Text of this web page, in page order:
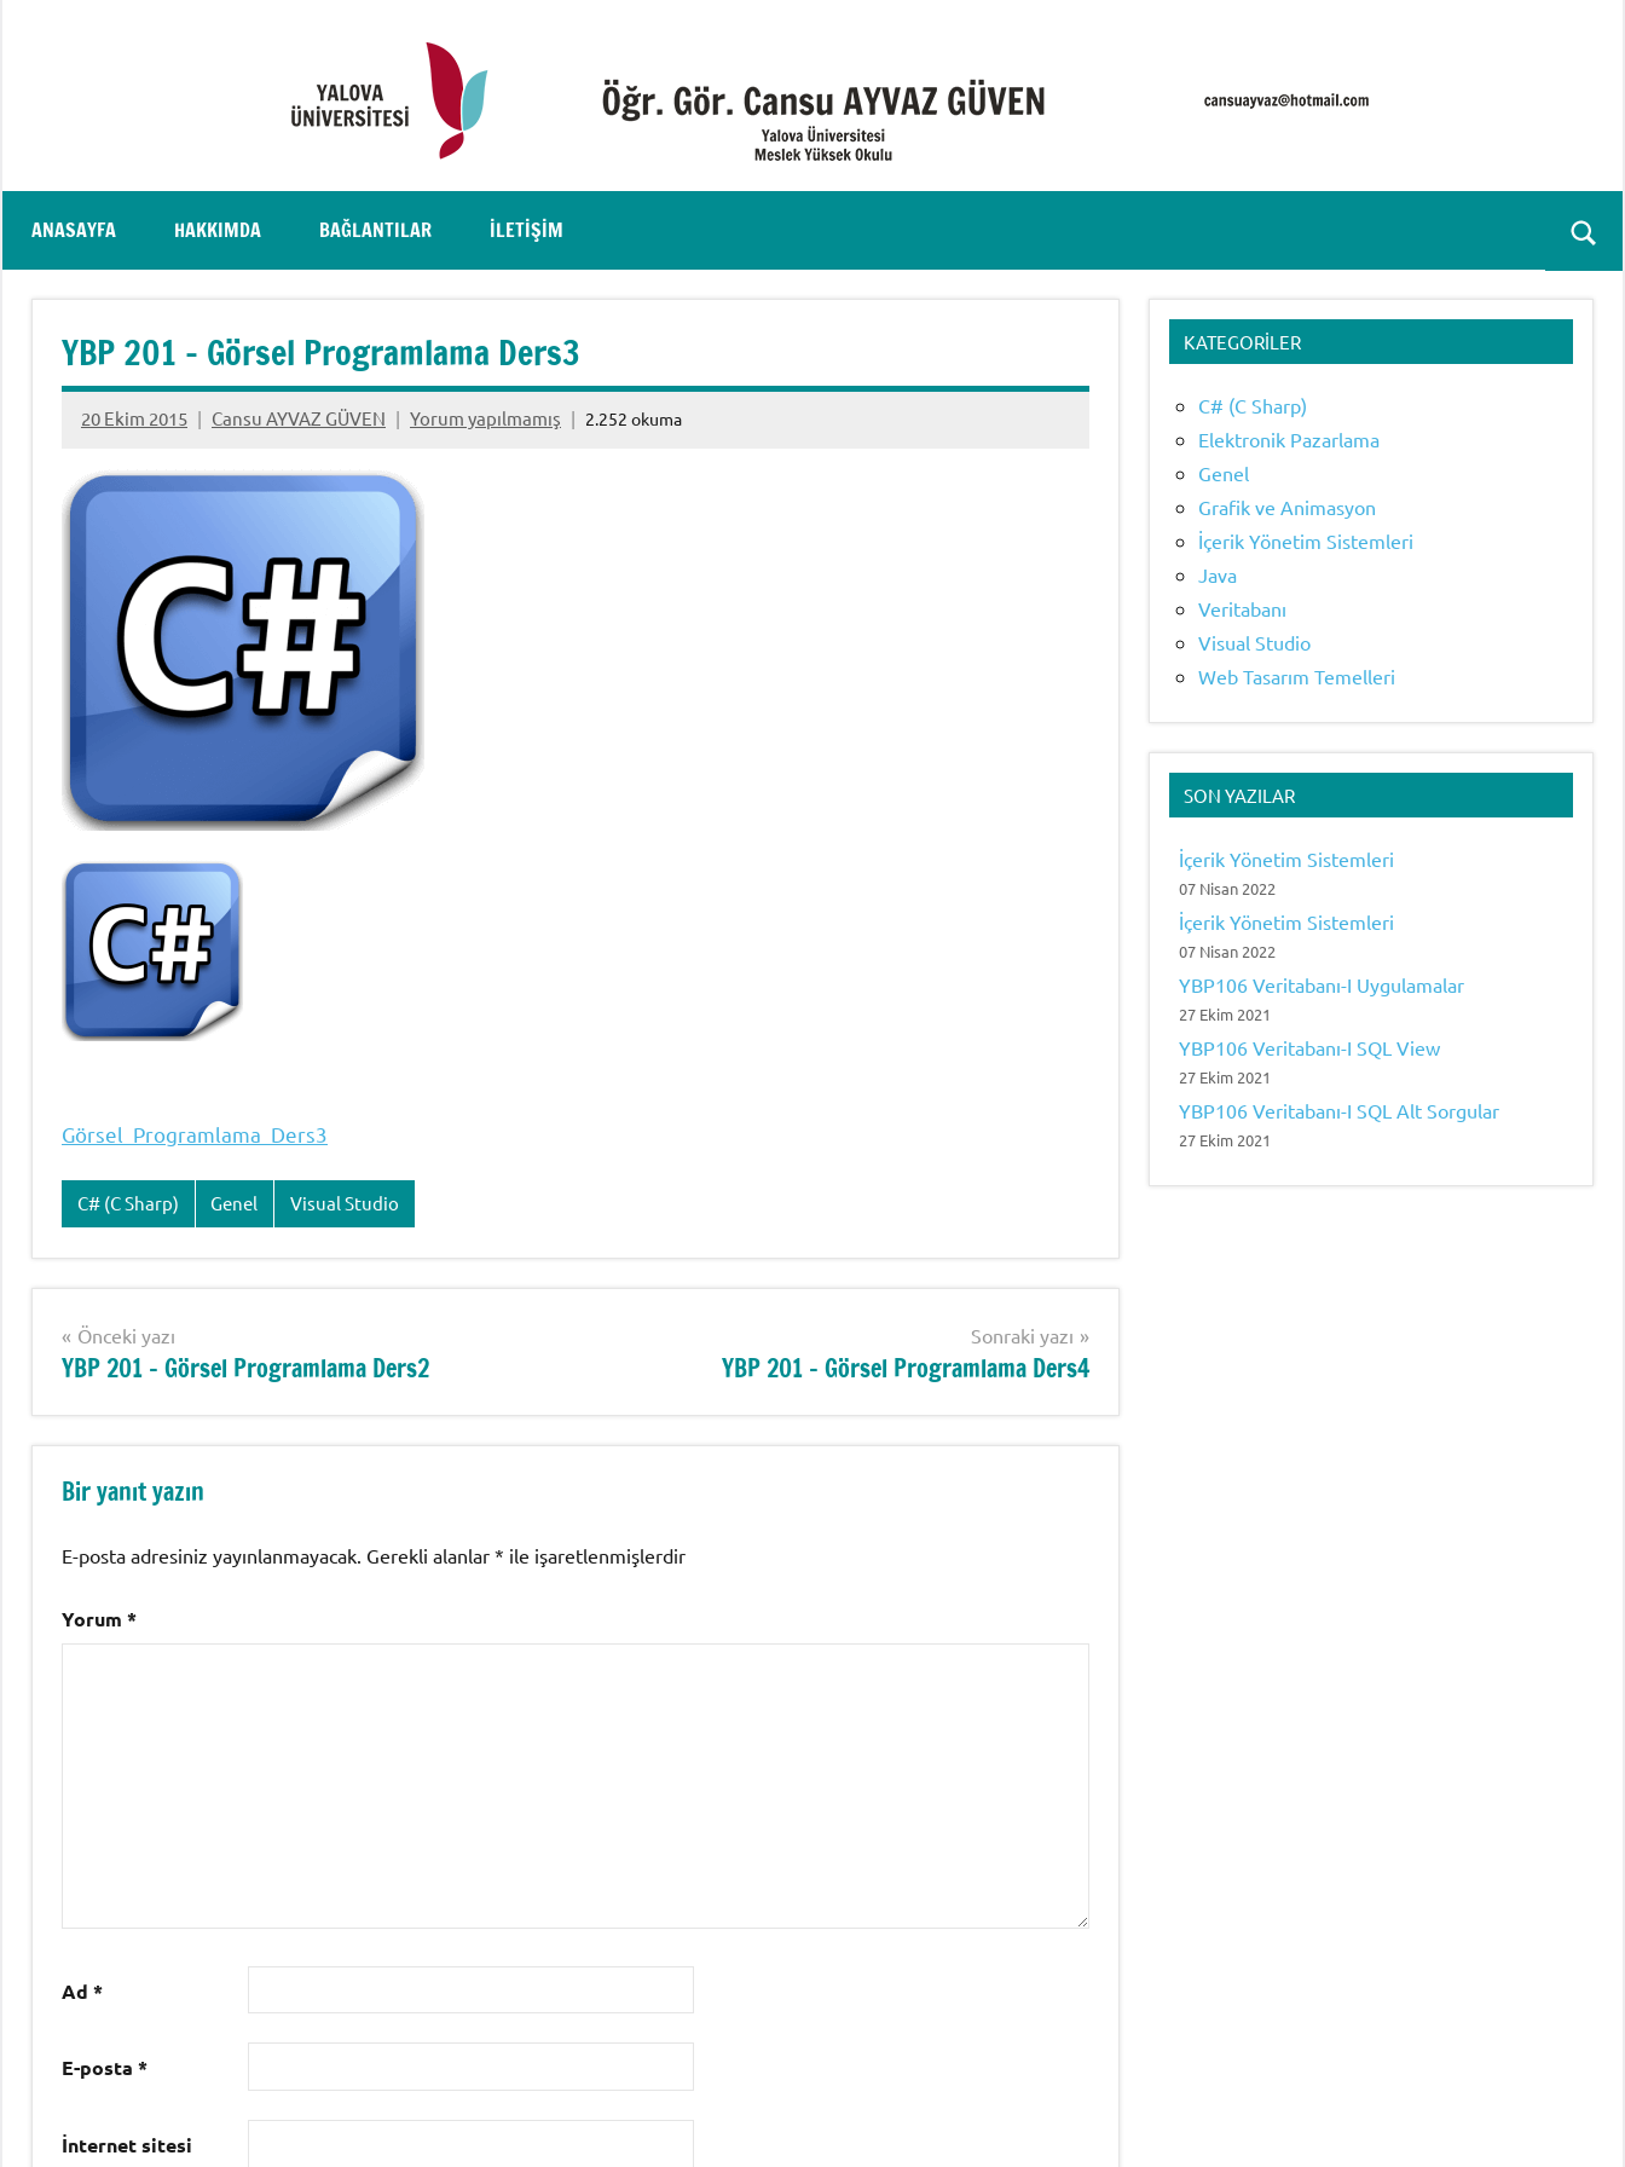
ANASAYFA HAKKIMDA BAĞLANTILAR İLETIŞIM
YBP 201 – Görsel Programlama Ders3
20 Ekim 2015 Cansu AYVAZ GÜVEN Yorum yapılmamış 2.252 okuma
Görsel Programlama Ders3
Şununla
etiketlenmiş:
c#
programlama
Ders
3
Görsel
Programlama
Görsel
Ders
C# (C Sharp) Genel Visual Studio
Yazı
gezinmesi
Önceki yazı
YBP 201 – Görsel Programlama Ders2
Sonraki yazı
YBP 201 – Görsel Programlama Ders4
Bir yanıt yazın
E-posta adresiniz yayınlanmayacak. Gerekli alanlar * ile işaretlenmişlerdir
Yorum *
Ad *
E-posta *
İnternet sitesi
KATEGORILER
C# (C Sharp)
Elektronik Pazarlama
Genel
Grafik ve Animasyon
İçerik Yönetim Sistemleri
Java
Veritabanı
Visual Studio
Web Tasarım Temelleri
SON YAZILAR
İçerik Yönetim Sistemleri
07 Nisan 2022
İçerik Yönetim Sistemleri
07 Nisan 2022
YBP106 Veritabanı-I Uygulamalar
27 Ekim 2021
YBP106 Veritabanı-I SQL View
27 Ekim 2021
YBP106 Veritabanı-I SQL Alt Sorgular
27 Ekim 2021